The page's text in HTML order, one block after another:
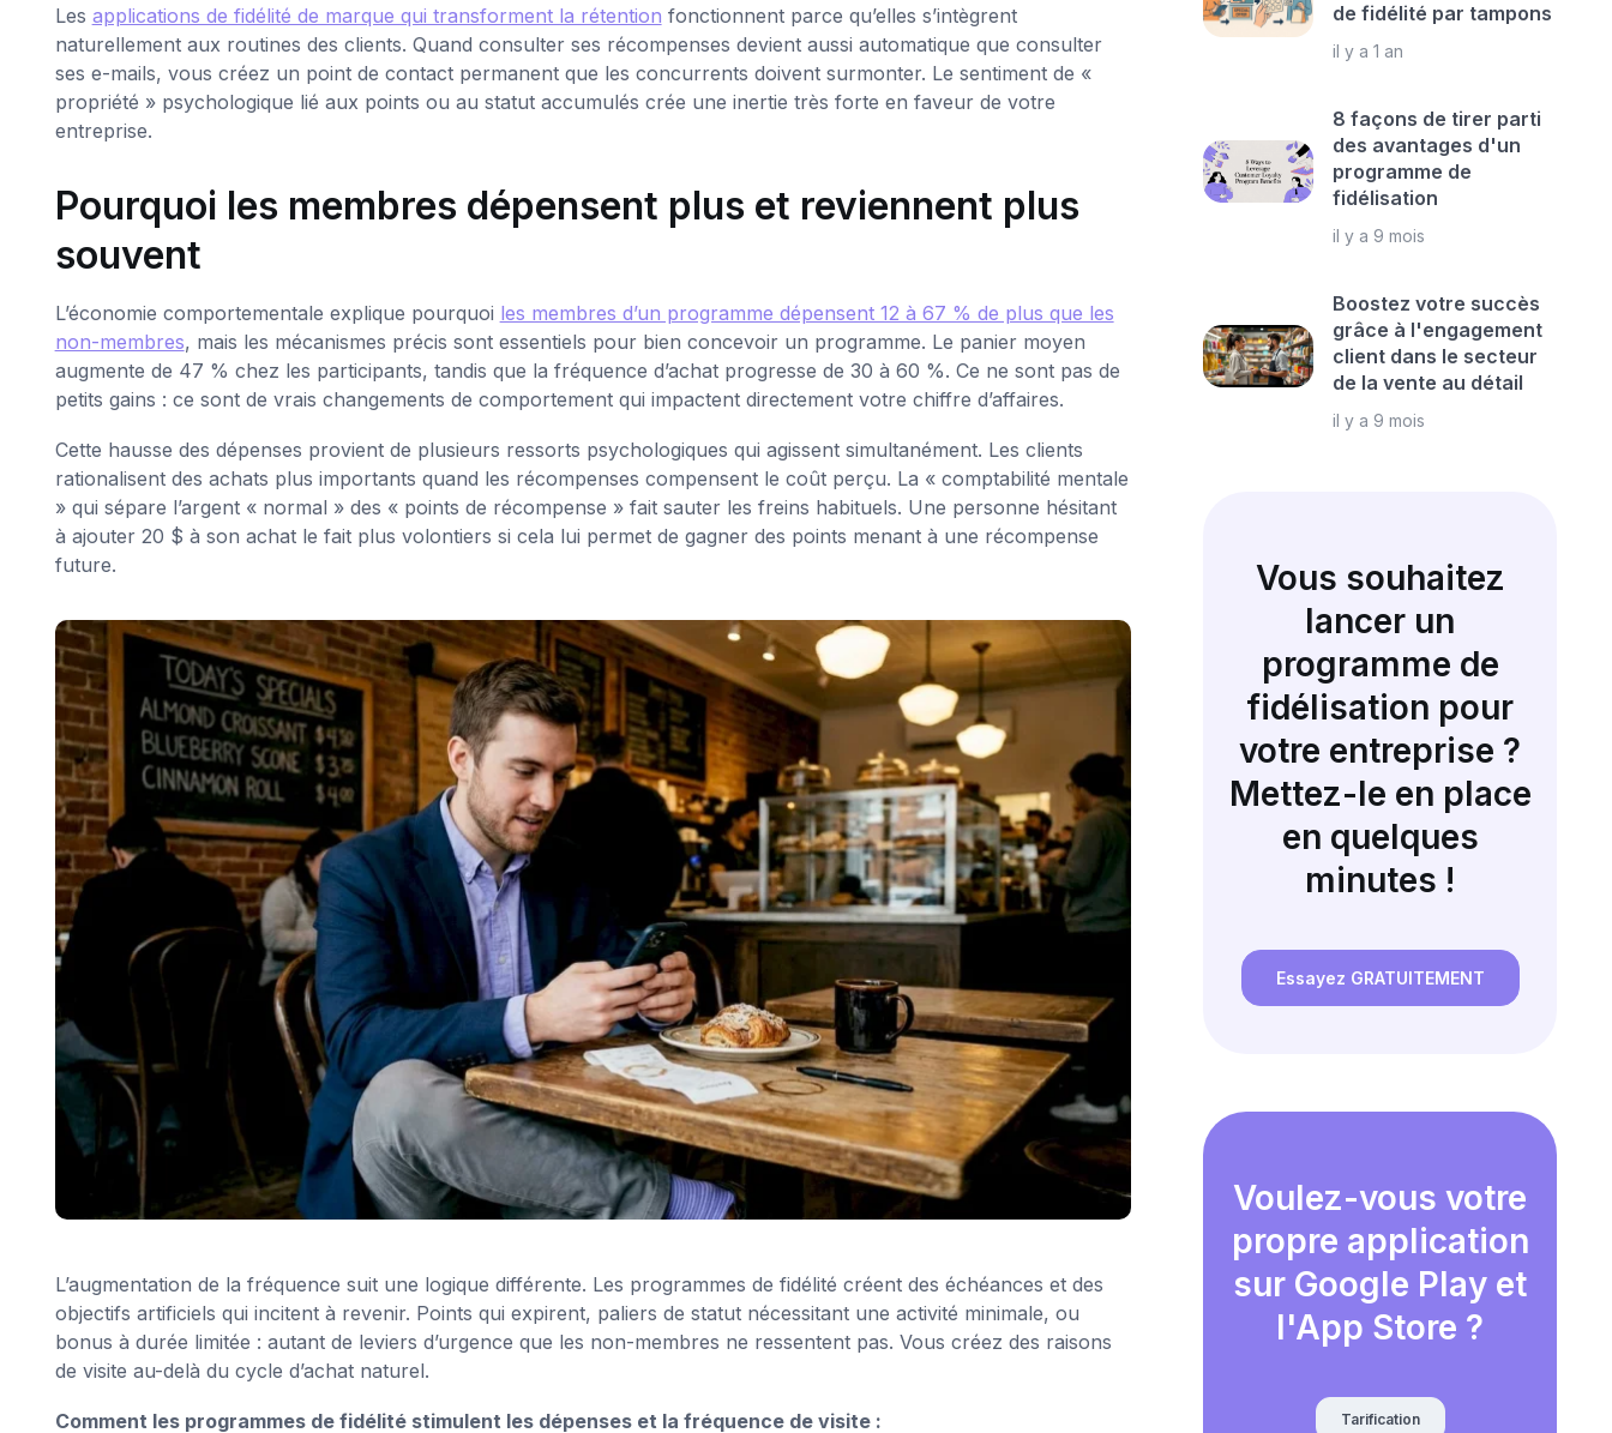
Les applications de fidélité de marque qui transforment la rétention fonctionnent parce qu’elles s’intègrent
naturellement aux routines des clients. Quand consulter ses récompenses devient aussi automatique que consulter
ses e-mails, vous créez un point de contact permanent que les concurrents doivent surmonter. Le sentiment de «
propriété » psychologique lié aux points ou au statut accumulés crée une inertie très forte en faveur de votre
entreprise.
Pourquoi les membres dépensent plus et reviennent plus
souvent
L’économie comportementale explique pourquoi les membres d’un programme dépensent 12 à 67 % de plus que les
non-membres, mais les mécanismes précis sont essentiels pour bien concevoir un programme. Le panier moyen
augmente de 47 % chez les participants, tandis que la fréquence d’achat progresse de 30 à 60 %. Ce ne sont pas de
petits gains : ce sont de vrais changements de comportement qui impactent directement votre chiffre d’affaires.
Cette hausse des dépenses provient de plusieurs ressorts psychologiques qui agissent simultanément. Les clients
rationalisent des achats plus importants quand les récompenses compensent le coût perçu. La « comptabilité mentale
» qui sépare l’argent « normal » des « points de récompense » fait sauter les freins habituels. Une personne hésitant
à ajouter 20 $ à son achat le fait plus volontiers si cela lui permet de gagner des points menant à une récompense
future.
L’augmentation de la fréquence suit une logique différente. Les programmes de fidélité créent des échéances et des
objectifs artificiels qui incitent à revenir. Points qui expirent, paliers de statut nécessitant une activité minimale, ou
bonus à durée limitée : autant de leviers d’urgence que les non-membres ne ressentent pas. Vous créez des raisons
de visite au-delà du cycle d’achat naturel.
Comment les programmes de fidélité stimulent les dépenses et la fréquence de visite :
de fidélité par tampons
il y a 1 an
8 façons de tirer parti
des avantages d'un
programme de
fidélisation
il y a 9 mois
Boostez votre succès
grâce à l'engagement
client dans le secteur
de la vente au détail
il y a 9 mois
Vous souhaitez
lancer un
programme de
fidélisation pour
votre entreprise ?
Mettez-le en place
en quelques
minutes !
Essayez GRATUITEMENT
Voulez-vous votre
propre application
sur Google Play et
l'App Store ?
Tarification